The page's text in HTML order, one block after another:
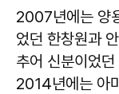
2007년에는 양
었던 한창원과
추어 신분이었
2014년에는 아